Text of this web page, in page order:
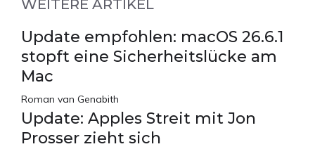
WEITERE ARTIKEL
Update empfohlen: macOS 26.6.1
stopft eine Sicherheitslücke am
Mac
Roman van Genabith
Update: Apples Streit mit Jon
Prosser zieht sich